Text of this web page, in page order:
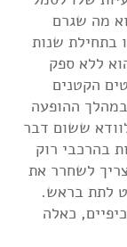
מה שגרם
בתחילת שנות
ללא ספק
הקטנים
ההופעה
ששום דבר
בהרכבי רוק
לשחרר את
לתת בראש.
כאלה